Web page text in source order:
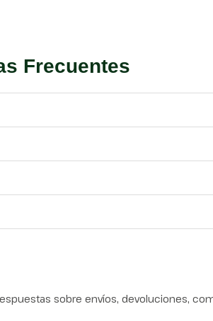
Frecuentes
sobre envíos, devoluciones,